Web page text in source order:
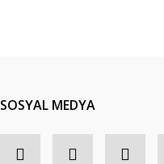
SOSYAL MEDYA